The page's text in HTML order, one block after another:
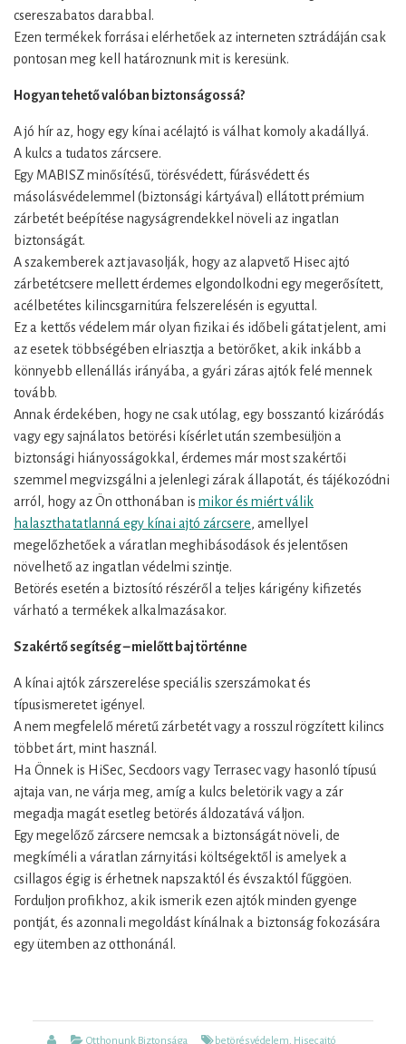
csereszabatos darabbal.
Ezen termékek forrásai elérhetőek az interneten sztrádáján csak
pontosan meg kell határoznunk mit is keresünk.
Hogyan tehető valóban biztonságossá?
A jó hír az, hogy egy kínai acélajtó is válhat komoly akadállyá.
A kulcs a tudatos zárcsere.
Egy MABISZ minősítésű, törésvédett, fúrásvédett és
másolásvédelemmel (biztonsági kártyával) ellátott prémium
zárbetét beépítése nagyságrendekkel növeli az ingatlan
biztonságát.
A szakemberek azt javasolják, hogy az alapvető Hisec ajtó
zárbetétcsere mellett érdemes elgondolkodni egy megerősített,
acélbetétes kilincsgarnitúra felszerelésén is egyuttal.
Ez a kettős védelem már olyan fizikai és időbeli gátat jelent, ami
az esetek többségében elriasztja a betörőket, akik inkább a
könnyebb ellenállás irányába, a gyári záras ajtók felé mennek
tovább.
Annak érdekében, hogy ne csak utólag, egy bosszantó kizáródás
vagy egy sajnálatos betörési kísérlet után szembesüljön a
biztonsági hiányosságokkal, érdemes már most szakértői
szemmel megvizsgálni a jelenlegi zárak állapotát, és tájékozódni
arról, hogy az Ön otthonában is mikor és miért válik
halaszthatatlanná egy kínai ajtó zárcsere, amellyel
megelőzhetőek a váratlan meghibásodások és jelentősen
növelhető az ingatlan védelmi szintje.
Betörés esetén a biztosító részéről a teljes kárigény kifizetés
várható a termékek alkalmazásakor.
Szakértő segítség – mielőtt baj történne
A kínai ajtók zárszerelése speciális szerszámokat és
típusismeretet igényel.
A nem megfelelő méretű zárbetét vagy a rosszul rögzített kilincs
többet árt, mint használ.
Ha Önnek is HiSec, Secdoors vagy Terrasec vagy hasonló típusú
ajtaja van, ne várja meg, amíg a kulcs beletörik vagy a zár
megadja magát esetleg betörés áldozatává váljon.
Egy megelőző zárcsere nemcsak a biztonságát növeli, de
megkíméli a váratlan zárnyitási költségektől is amelyek a
csillagos égig is érhetnek napszaktól és évszaktól fűggöen.
Forduljon profikhoz, akik ismerik ezen ajtók minden gyenge
pontját, és azonnali megoldást kínálnak a biztonság fokozására
egy ütemben az otthonánál.
AuthorCategories
Otthonunk Biztonsága Tagsbetörésvédelem, Hisec ajtó